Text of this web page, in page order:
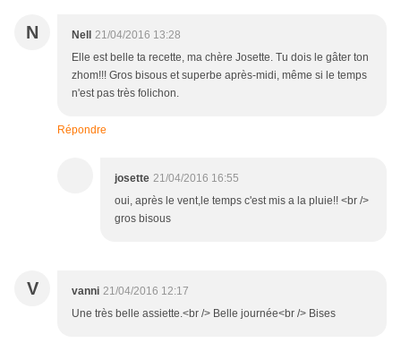
N Nell
21/04/2016 13:28
Elle est belle ta recette, ma chère Josette. Tu dois le gâter ton
zhom!!! Gros bisous et superbe après-midi, même si le temps
n'est pas très folichon.
Répondre
josette 21/04/2016 16:55
oui, après le vent,le temps c'est mis a la pluie!! <br />
gros bisous
V vanni 21/04/2016 12:17
Une très belle assiette.<br /> Belle journée<br /> Bises